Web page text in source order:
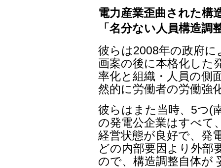
電力産業歪曲された構
「名分ない人員構造調
彼らは2008年の政府に
画案の後に本格化した
率化と組織・人員の側
然的に労働者の労働強
彼らはまた当時、5つ(
の発電公企業はすべて
経営状態が良好で、発
どの内部要因より外部
ので、構造調整自体が